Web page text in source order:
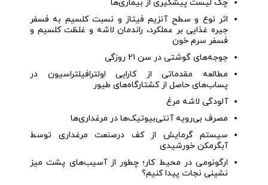
چک لیست پیشگیری از بیماری‌ها
اثر نوع و سطح آنزیم فیتاز و نسبت کلسیم به فسفر
جیره غذایی بر عملکرد، راندمان لاشه و غلظت کلسیم و
فسفر سرم خون
جوجه‌های گوشتی در سن 21 روزگی
مطالعه مقدماتی از کارایی اولترافیلتراسیون در
پساب‌های حاصل از کشتارگاه‌های طیور
آلودگی لاشه مرغ
مصرف بی‌رویه آنتی‌بیوتیک‌ها در مرغداری‌ها
سیستم گرمایش از کف درصنعت مرغداری توسط
آبگرمکن خورشیدی
ارگونومی در محیط کار؛ چطور از آسیب‌های پشت میز
نشینی نجات پیدا کنیم؟